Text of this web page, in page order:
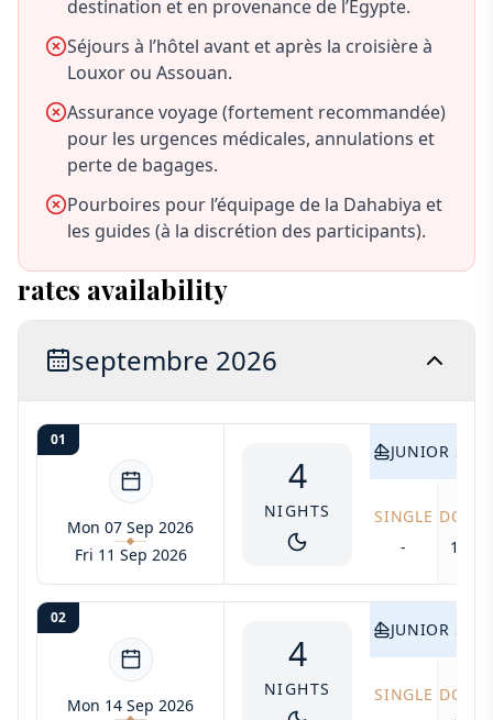
destination et en provenance de l’Égypte.
Séjours à l’hôtel avant et après la croisière à
Louxor ou Assouan.
Assurance voyage (fortement recommandée)
pour les urgences médicales, annulations et
perte de bagages.
Pourboires pour l’équipage de la Dahabiya et
les guides (à la discrétion des participants).
rates availability
septembre 2026
01
Mon 07 Sep 2026
Fri 11 Sep 2026
4
NIGHTS
JUNIOR
SINGLE
-
1700$
02
Mon 14 Sep 2026
4
NIGHTS
JUNIOR
SINGLE